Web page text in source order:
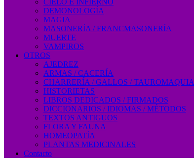
CIELO E INFIERNO
DEMONOLOGÍA
MAGIA
MASONERÍA / FRANCMASONERÍA
MUERTE
VAMPIROS
OTROS
AJEDREZ
ARMAS / CACERÍA
CHARRERÍA / GALLOS / TAUROMAQUIA
HISTORIETAS
LIBROS DEDICADOS / FIRMADOS
DICCIONARIOS / IDIOMAS / MÉTODOS
TEXTOS ANTIGUOS
FLORA Y FAUNA
HOMEOPATÍA
PLANTAS MEDICINALES
Contacto